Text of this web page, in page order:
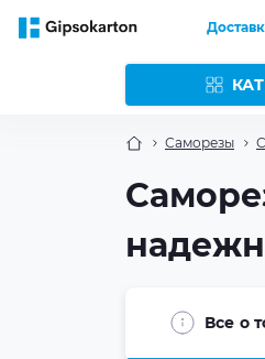
Саморезы
Все о